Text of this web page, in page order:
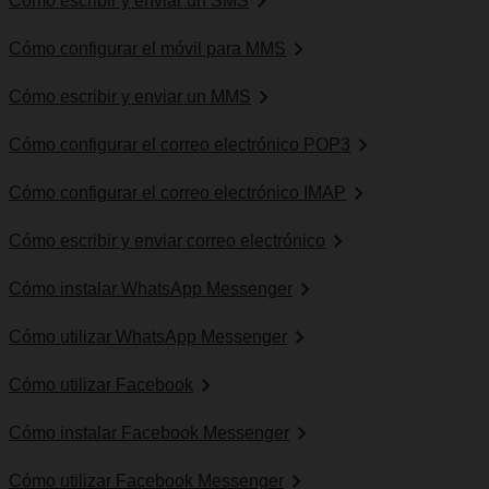
Cómo configurar el móvil para MMS
Cómo escribir y enviar un MMS
Cómo configurar el correo electrónico POP3
Cómo configurar el correo electrónico IMAP
Cómo escribir y enviar correo electrónico
Cómo instalar WhatsApp Messenger
Cómo utilizar WhatsApp Messenger
Cómo utilizar Facebook
Cómo instalar Facebook Messenger
Cómo utilizar Facebook Messenger